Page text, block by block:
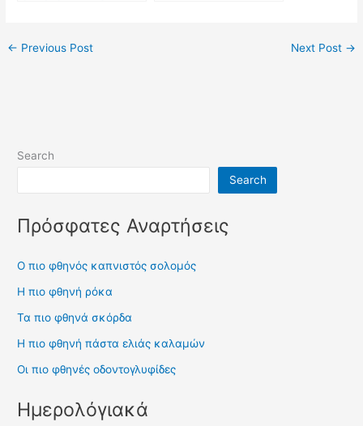
← Previous Post Next Post →
Search
Search
Πρόσφατες Αναρτήσεις
Ο πιο φθηνός καπνιστός σολομός
Η πιο φθηνή ρόκα
Τα πιο φθηνά σκόρδα
Η πιο φθηνή πάστα ελιάς καλαμών
Οι πιο φθηνές οδοντογλυφίδες
Ημερολόγιακά